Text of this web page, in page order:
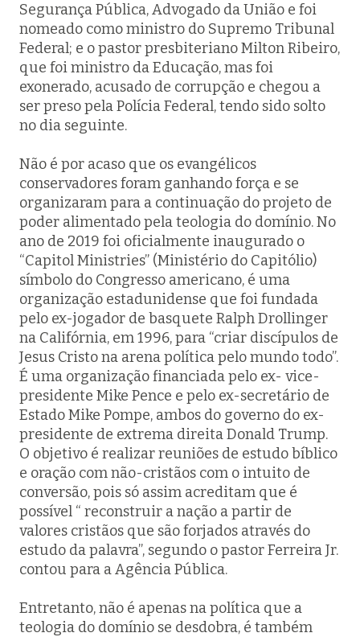
Segurança Pública, Advogado da União e foi
nomeado como ministro do Supremo Tribunal
Federal; e o pastor presbiteriano Milton Ribeiro,
que foi ministro da Educação, mas foi
exonerado, acusado de corrupção e chegou a
ser preso pela Polícia Federal, tendo sido solto
no dia seguinte.
Não é por acaso que os evangélicos
conservadores foram ganhando força e se
organizaram para a continuação do projeto de
poder alimentado pela teologia do domínio. No
ano de 2019 foi oficialmente inaugurado o
“Capitol Ministries” (Ministério do Capitólio)
símbolo do Congresso americano, é uma
organização estadunidense que foi fundada
pelo ex-jogador de basquete Ralph Drollinger
na Califórnia, em 1996, para “criar discípulos de
Jesus Cristo na arena política pelo mundo todo”.
É uma organização financiada pelo ex- vice-
presidente Mike Pence e pelo ex-secretário de
Estado Mike Pompe, ambos do governo do ex-
presidente de extrema direita Donald Trump.
O objetivo é realizar reuniões de estudo bíblico
e oração com não-cristãos com o intuito de
conversão, pois só assim acreditam que é
possível “ reconstruir a nação a partir de
valores cristãos que são forjados através do
estudo da palavra”, segundo o pastor Ferreira Jr.
contou para a Agência Pública.
Entretanto, não é apenas na política que a
teologia do domínio se desdobra, é também